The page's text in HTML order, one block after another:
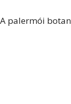
A palermói